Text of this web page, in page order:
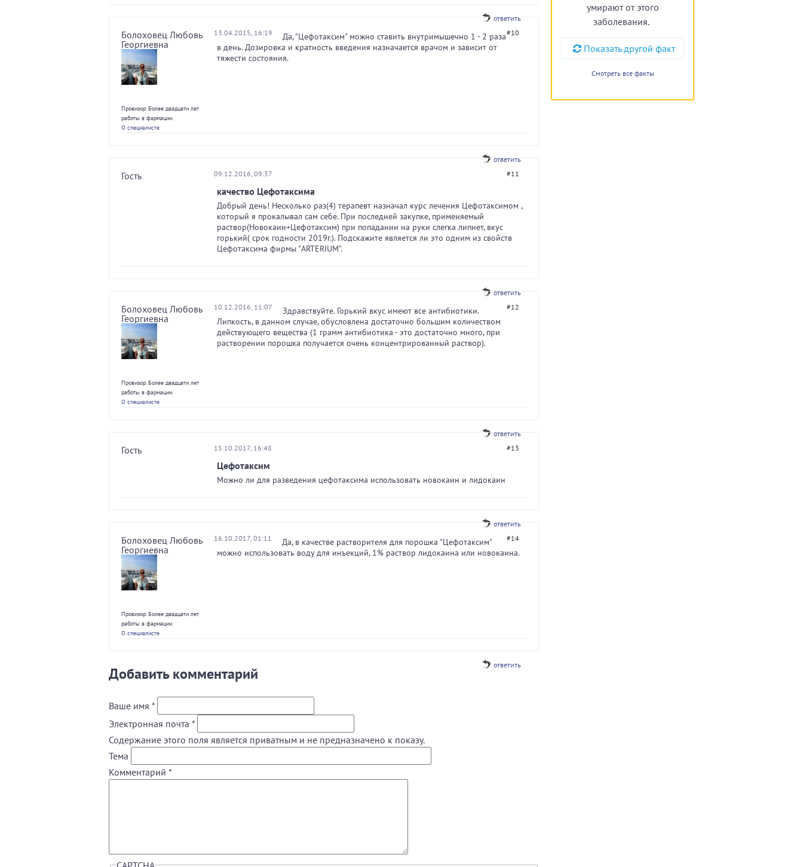
ответить
Болоховец Любовь
Георгиевна
Провизор. Более двадцати лет
работы в фармации.
О специалисте
13.04.2015, 16:19 #10
Да, "Цефотаксим" можно ставить внутримышечно 1 - 2 раза
в день. Дозировка и кратность введения назначается врачом и зависит от
тяжести состояния.
ответить
Гость 09.12.2016, 09:37 #11
качество Цефотаксима
Добрый день! Несколько раз(4) терапевт назначал курс лечения Цефотаксимом ,
который я прокалывал сам себе. При последней закупке, применяемый
раствор(Новокаин+Цефотаксим) при попадании на руки слегка липнет, вкус
горький( срок годности 2019г.). Подскажите является ли это одним из свойств
Цефотаксима фирмы "ARTERIUM".
ответить
Болоховец Любовь
Георгиевна
Провизор. Более двадцати лет
работы в фармации.
О специалисте
10.12.2016, 11:07 #12
Здравствуйте. Горький вкус имеют все антибиотики.
Липкость, в данном случае, обусловлена достаточно большим количеством
действующего вещества (1 грамм антибиотика - это достаточно много, при
растворении порошка получается очень концентрированный раствор).
ответить
Гость 15.10.2017, 16:48 #13
Цефотаксим
Можно ли для разведения цефотаксима использовать новокаин и лидокаин
ответить
Болоховец Любовь
Георгиевна
Провизор. Более двадцати лет
работы в фармации.
О специалисте
16.10.2017, 01:11 #14
Да, в качестве растворителя для порошка "Цефотаксим"
можно использовать воду для инъекций, 1% раствор лидокаина или новокаина.
ответить
Добавить комментарий
Ваше имя *
Электронная почта *
Содержание этого поля является приватным и не предназначено к показу.
Тема
Комментарий *
умирают от этого
заболевания.
Показать другой факт
Смотреть все факты